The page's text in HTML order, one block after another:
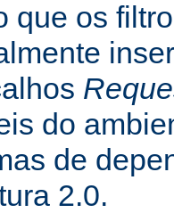
que os
do
de
2.0.